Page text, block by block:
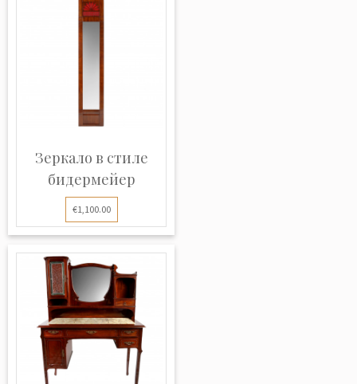
Зеркало в стиле
бидермейер
€1,100.00